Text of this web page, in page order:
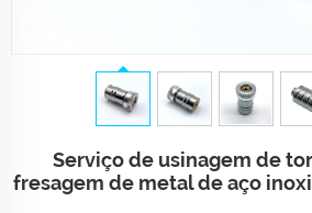
Serviço de usinagem de
fresagem de metal de aço